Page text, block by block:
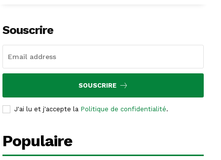
Souscrire
SOUSCRIRE
J'ai lu et j'accepte la Politique de confidentialité.
Populaire